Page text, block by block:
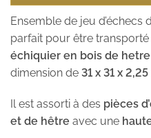
Ensemble de jeu d’échecs
parfait pour être
échiquier en bois de
dimension de 31 x 31 x
Il est assorti à des pièces
et de hêtre avec une